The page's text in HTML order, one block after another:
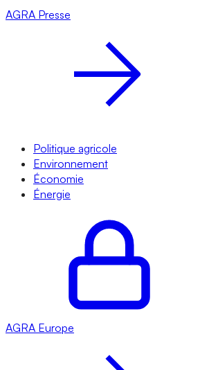
AGRA Presse
Politique agricole
Environnement
Économie
Énergie
AGRA Europe